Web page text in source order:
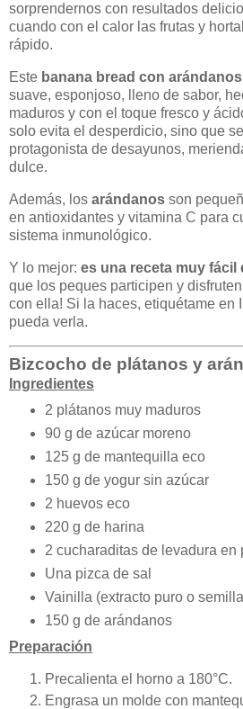
sorprendernos con resultados
cuando con el calor las frutas y
rápido.
Este banana bread con arándanos
suave, esponjoso, lleno de sabor,
maduros y con el toque fresco y
solo evita el desperdicio, sino que
protagonista de desayunos,
dulce.
Además, los arándanos son
en antioxidantes y vitamina C para
sistema inmunológico.
Y lo mejor: es una receta muy fácil
que los peques participen y
con ella! Si la haces, etiquétame en
pueda verla.
Bizcocho de plátanos y
Ingredientes
2 plátanos muy maduros
90 g de azúcar moreno
125 g de mantequilla eco
150 g de yogur sin azúcar
2 huevos eco
220 g de harina
2 cucharaditas de levadura
Una pizca de sal
Vainilla (extracto puro o
150 g de arándanos
Preparación
Precalienta el horno a 180°C.
Engrasa un molde con